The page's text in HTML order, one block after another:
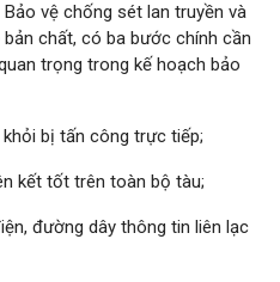
vệ chống sét lan truyền và
chất, có ba bước chính cần
trọng trong kế hoạch bảo
bị tấn công trực tiếp;
kết tốt trên toàn bộ tàu;
đường dây thông tin liên lạc